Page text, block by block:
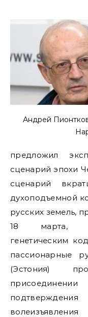
Андрей
предложил
сценарий эпохи
сценарий
духоподъемной
русских земель,
18 марта,
генетическим
пассионарные
(Эстония)